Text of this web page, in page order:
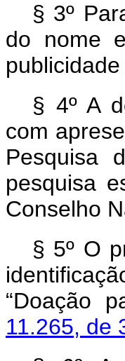
§ 3º
do nome
§ 4º A
com
Pesquisa
pesquisa
Conselho
§ 5º O
“Doação
11.265, de